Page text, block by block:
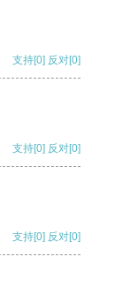
支持[0] 反对[0]
支持[0] 反对[0]
支持[0] 反对[0]